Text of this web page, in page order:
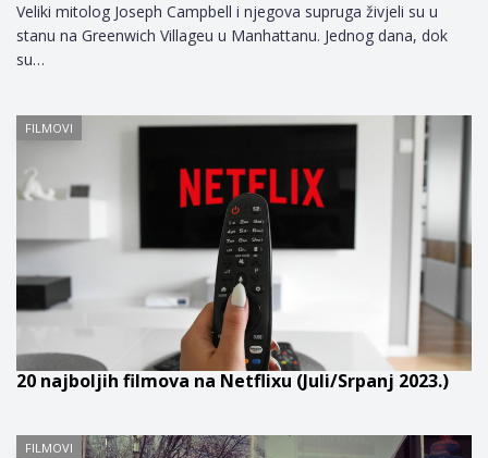
Veliki mitolog Joseph Campbell i njegova supruga živjeli su u
stanu na Greenwich Villageu u Manhattanu. Jednog dana, dok
su…
FILMOVI
20 najboljih filmova na Netflixu (Juli/Srpanj 2023.)
FILMOVI